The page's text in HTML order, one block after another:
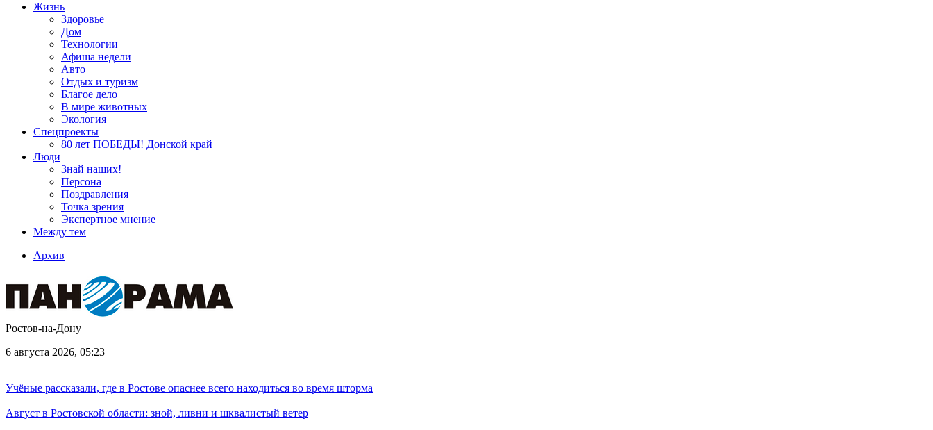
Жизнь
Здоровье
Дом
Технологии
Афиша недели
Авто
Отдых и туризм
Благое дело
В мире животных
Экология
Спецпроекты
80 лет ПОБЕДЫ! Донской край
Люди
Знай наших!
Персона
Поздравления
Точка зрения
Экспертное мнение
Между тем
Архив
Ростов-на-Дону
6 августа 2026, 05:23
Учёные рассказали, где в Ростове опаснее всего находиться во время шторма
Август в Ростовской области: зной, ливни и шквалистый ветер